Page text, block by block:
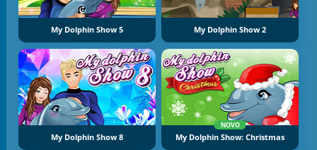
My Dolphin Show 5 My Dolphin Show 2
My Dolphin Show 8
NOVO
My Dolphin Show: Christmas